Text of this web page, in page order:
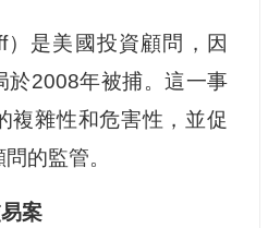
）是美國投資顧問，因
於2008年被捕。這一事
複雜性和危害性，並促
的監管。
案